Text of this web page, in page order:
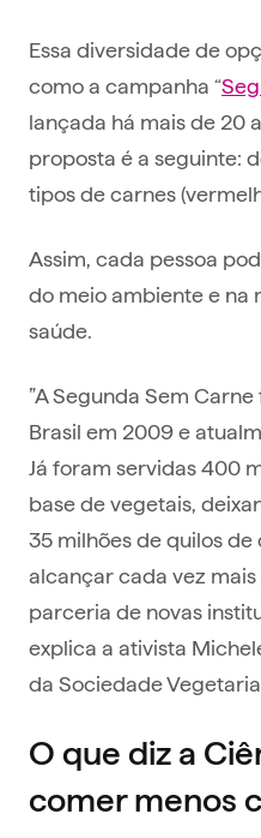
Essa diversidade de
como a campanha “
lançada há mais de 20
proposta é a seguinte:
tipos de carnes
Assim, cada pessoa
do meio ambiente e na
saúde.
”A Segunda Sem
Brasil em 2009 e
Já foram servidas 400
base de vegetais,
35 milhões de quilos
alcançar cada vez
parceria de novas
explica a ativista
da Sociedade
O que diz a
comer menos